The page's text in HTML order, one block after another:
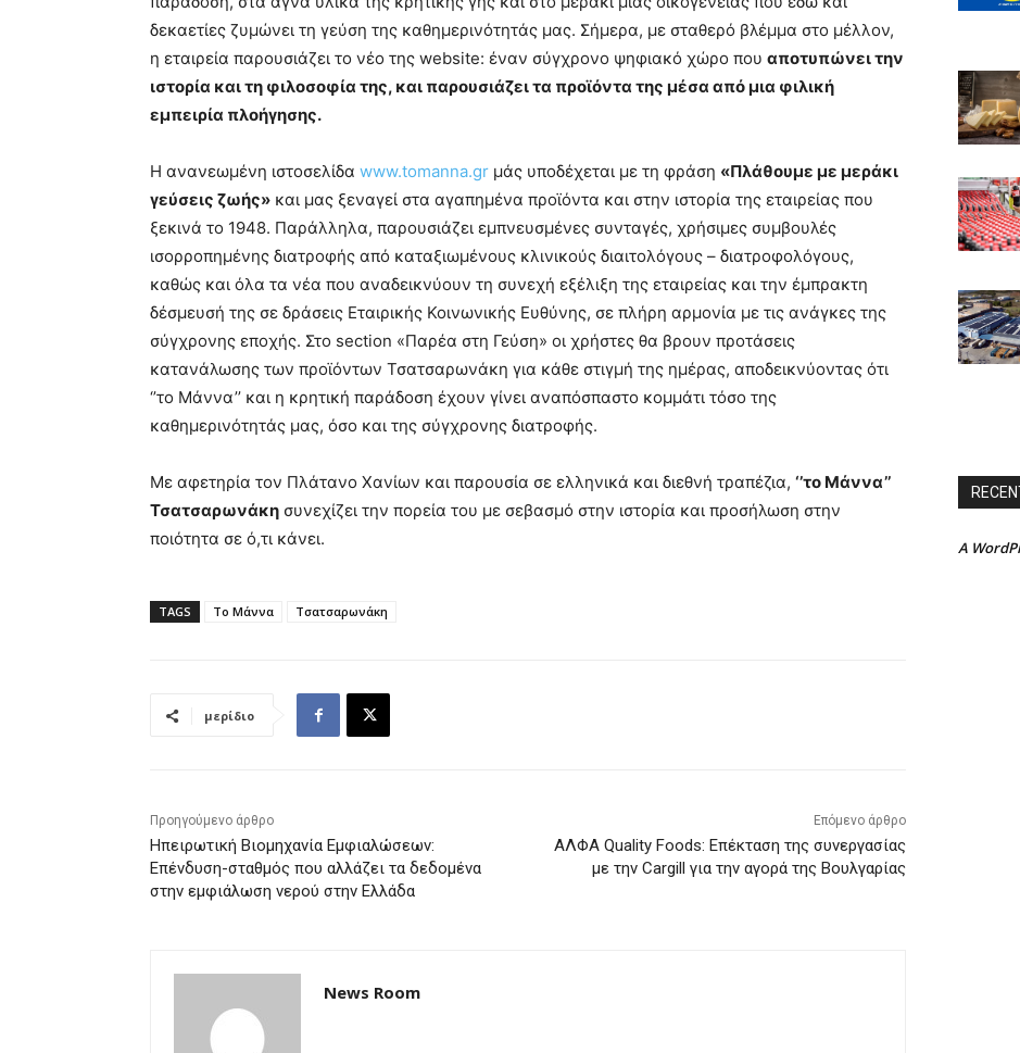
δεκαετίες ζυμώνει τη γεύση της καθημερινότητάς μας. Σήμερα, με σταθερό βλέμμα στο μέλλον,
η εταιρεία παρουσιάζει το νέο της website: έναν σύγχρονο ψηφιακό χώρο που αποτυπώνει την
ιστορία και τη φιλοσοφία της, και παρουσιάζει τα προϊόντα της μέσα από μια φιλική
εμπειρία πλοήγησης.
Η ανανεωμένη ιστοσελίδα www.tomanna.gr μάς υποδέχεται με τη φράση «Πλάθουμε με μεράκι
γεύσεις ζωής» και μας ξεναγεί στα αγαπημένα προϊόντα και στην ιστορία της εταιρείας που
ξεκινά το 1948. Παράλληλα, παρουσιάζει εμπνευσμένες συνταγές, χρήσιμες συμβουλές
ισορροπημένης διατροφής από καταξιωμένους κλινικούς διαιτολόγους – διατροφολόγους,
καθώς και όλα τα νέα που αναδεικνύουν τη συνεχή εξέλιξη της εταιρείας και την έμπρακτη
δέσμευσή της σε δράσεις Εταιρικής Κοινωνικής Ευθύνης, σε πλήρη αρμονία με τις ανάγκες της
σύγχρονης εποχής. Στο section «Παρέα στη Γεύση» οι χρήστες θα βρουν προτάσεις
κατανάλωσης των προϊόντων Τσατσαρωνάκη για κάθε στιγμή της ημέρας, αποδεικνύοντας ότι
‘’το Μάννα’’ και η κρητική παράδοση έχουν γίνει αναπόσπαστο κομμάτι τόσο της
καθημερινότητάς μας, όσο και της σύγχρονης διατροφής.
Με αφετηρία τον Πλάτανο Χανίων και παρουσία σε ελληνικά και διεθνή τραπέζια, ‘’το Μάννα’’
Τσατσαρωνάκη συνεχίζει την πορεία του με σεβασμό στην ιστορία και προσήλωση στην
ποιότητα σε ό,τι κάνει.
TAGS Το Μάννα Τσατσαρωνάκη
μερίδιο
Προηγούμενο άρθρο
Ηπειρωτική Βιομηχανία Εμφιαλώσεων:
Επένδυση-σταθμός που αλλάζει τα δεδομένα
στην εμφιάλωση νερού στην Ελλάδα
Επόμενο άρθρο
ΑΛΦΑ Quality Foods: Επέκταση της συνεργασίας
με την Cargill για την αγορά της Βουλγαρίας
News Room
A